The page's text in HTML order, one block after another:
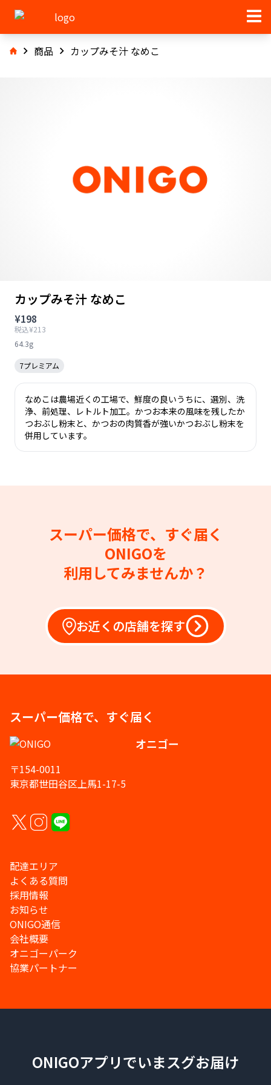
商品 カップみそ汁 なめこ
カップみそ汁 なめこ
¥198
税込¥213
64.3g
7プレミアム
なめこは農場近くの工場で、鮮度の良いうちに、選別、洗
浄、前処理、レトルト加工。かつお本来の風味を残したか
つおぶし粉末と、かつおの肉質香が強いかつおぶし粉末を
併用しています。
スーパー価格で、すぐ届く
ONIGOを
利用してみませんか？
お近くの店舗を探す
スーパー価格で、すぐ届く
オニゴー
〒154-0011
東京都世田谷区上馬1-17-5
配達エリア
よくある質問
採用情報
お知らせ
ONIGO通信
会社概要
オニゴーパーク
協業パートナー
ONIGOアプリでいまスグお届け